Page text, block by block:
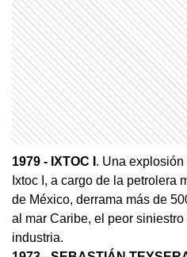
1979 - IXTOC I . Una
Ixtoc I, a cargo de la petrolera
de México, derrama más de
al mar Caribe, el peor
industria.